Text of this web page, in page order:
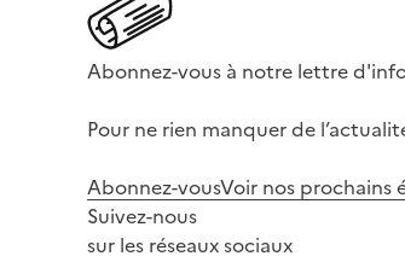
Abonnez-vous à notre lettre
Pour ne rien manquer de
Abonnez-vousVoir nos prochains
Suivez-nous
sur les réseaux sociaux